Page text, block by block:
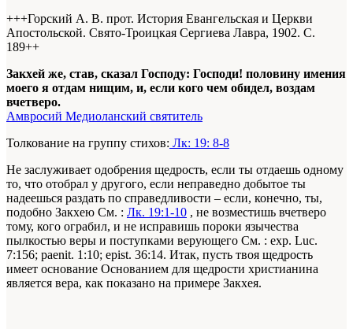
+++Горский А. В. прот. История Евангельская и Церкви
Апостольской. Свято-Троицкая Сергиева Лавра, 1902. С.
189++
Закхей же, став, сказал Господу: Господи! половину имения
моего я отдам нищим, и, если кого чем обидел, воздам
вчетверо.
Амвросий Медиоланский святитель
Толкование на группу стихов: Лк: 19: 8-8
Не заслуживает одобрения щедрость, если ты отдаешь одному
то, что отобрал у другого, если неправедно добытое ты
надеешься раздать по справедливости – если, конечно, ты,
подобно Закхею См. : Лк. 19:1-10 , не возместишь вчетверо
тому, кого ограбил, и не исправишь пороки язычества
пылкостью веры и поступками верующего См. : exp. Luc.
7:156; paenit. 1:10; epist. 36:14. Итак, пусть твоя щедрость
имеет основание Основанием для щедрости христианина
является вера, как показано на примере Закхея.